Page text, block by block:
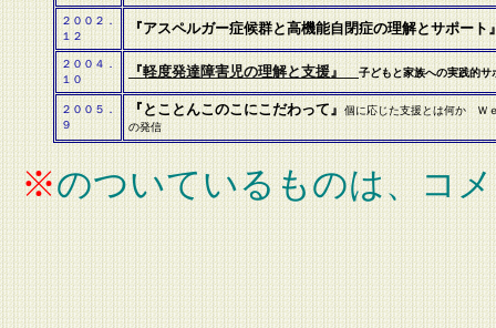
２００２．
１２
『アスペルガー症候群と高機能自閉症の理解とサポート
２００４．
１０
『軽度発達障害児の理解と支援』子どもと家族への実践的サ
２００５．
９
『とことんこのこにこだわって』個に応じた支援とは何か Ｗ
の発信
※のついているものは、コ